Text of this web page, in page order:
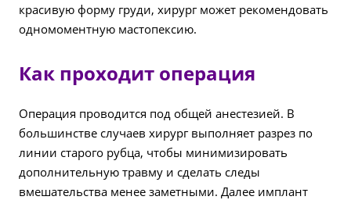
красивую форму груди, хирург может рекомендовать
одномоментную мастопексию.
Как проходит операция
Операция проводится под общей анестезией. В
большинстве случаев хирург выполняет разрез по
линии старого рубца, чтобы минимизировать
дополнительную травму и сделать следы
вмешательства менее заметными. Далее имплант